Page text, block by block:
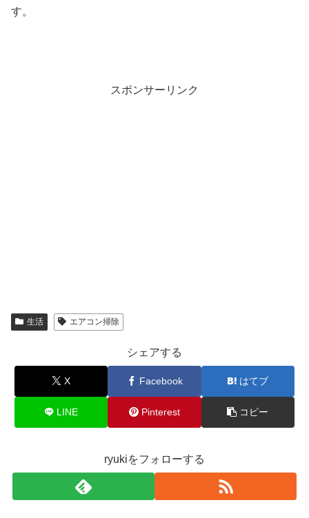
す。
スポンサーリンク
生活 エアコン掃除
シェアする
X Facebook はてブ
LINE Pinterest コピー
ryukiをフォローする